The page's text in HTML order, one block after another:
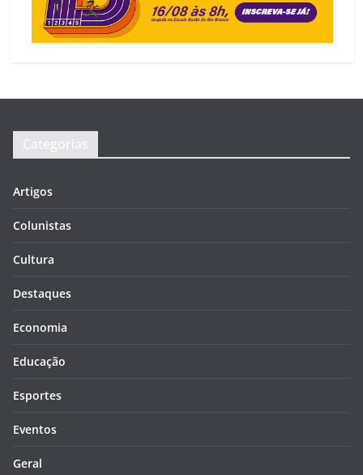
Categorias
Artigos
Colunistas
Cultura
Destaques
Economia
Educação
Esportes
Eventos
Geral